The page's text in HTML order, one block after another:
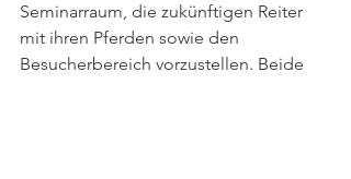
Seminarraum, die zukünftigen Reiter
mit ihren Pferden sowie den
Besucherbereich vorzustellen. Beide